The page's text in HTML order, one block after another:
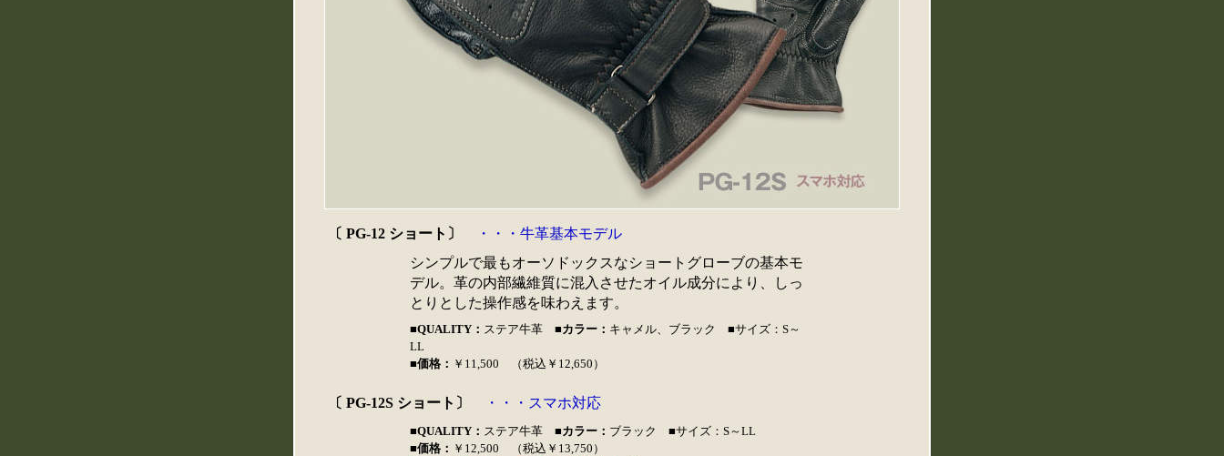
〔 PG-12 ショート〕
・・・牛革基本モデル
シンプルで最もオーソドックスなショートグローブの基本モ
デル。革の内部繊維質に混入させたオイル成分により、しっ
とりとした操作感を味わえます。
■QUALITY： ステア牛革 ■カラー： キャメル、ブラック ■サイズ：S～
LL
■価格： ￥11,500 （税込￥12,650）
〔 PG-12S ショート〕 ・・・スマホ対応
■QUALITY： ステア牛革 ■カラー： ブラック ■サイズ：S～LL
■価格： ￥12,500 （税込￥13,750）